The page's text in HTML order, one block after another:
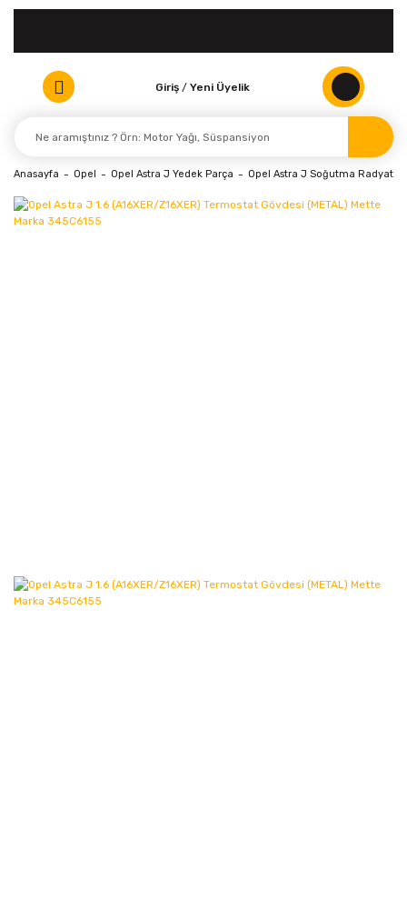
Giriş / Yeni Üyelik
Anasayfa Opel Opel Astra J Yedek Parça Opel Astra J Soğutma